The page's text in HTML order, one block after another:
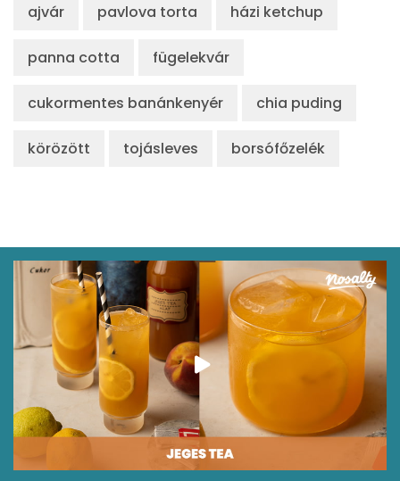
ajvár pavlova torta házi ketchup
panna cotta fügelekvár
cukormentes banánkenyér chia puding
körözött tojásleves borsófőzelék